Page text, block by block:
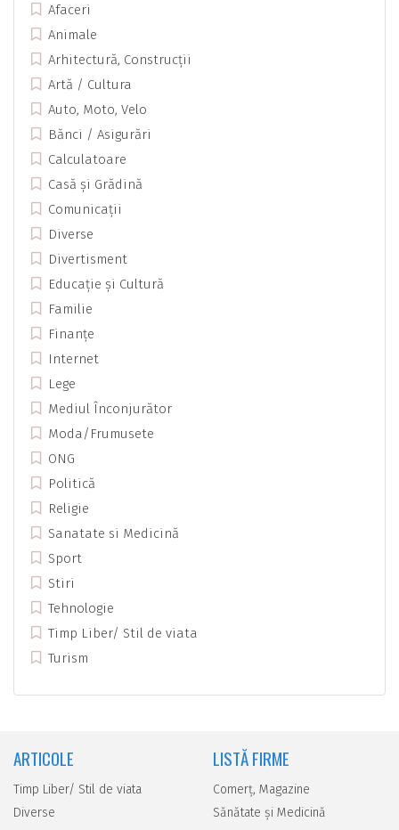
Afaceri
Animale
Arhitectură, Construcții
Artă / Cultura
Auto, Moto, Velo
Bănci / Asigurări
Calculatoare
Casă și Grădină
Comunicații
Diverse
Divertisment
Educație și Cultură
Familie
Finanțe
Internet
Lege
Mediul Înconjurător
Moda/Frumusete
ONG
Politică
Religie
Sanatate si Medicină
Sport
Stiri
Tehnologie
Timp Liber/ Stil de viata
Turism
ARTICOLE
Timp Liber/ Stil de viata
Diverse
LISTĂ FIRME
Comerţ, Magazine
Sănătate şi Medicină